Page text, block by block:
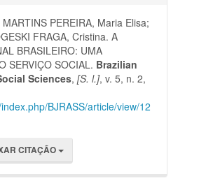
PEREIRA, Maria Elisa;
FRAGA, Cristina. A
BRASILEIRO: UMA
SERVIÇO SOCIAL. Brazilian
Sciences,[S. l.], v. 5, n. 2,
BJRASS/article/view/12
CITAÇÃO